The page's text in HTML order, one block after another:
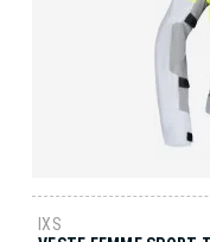
IXS